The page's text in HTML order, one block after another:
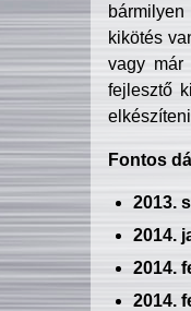
kikötés
vagy már
fejlesztő
Fontos
2013.
2014.
2014.
2014.